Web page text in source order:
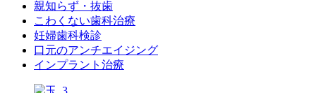
親知らず・抜歯
こわくない歯科治療
妊婦歯科検診
口元のアンチエイジング
インプラント治療